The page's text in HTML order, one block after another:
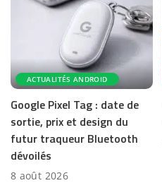
ACTUALITÉS ANDROID
Google Pixel Tag : date de
sortie, prix et design du
futur traqueur Bluetooth
dévoilés
8 août 2026